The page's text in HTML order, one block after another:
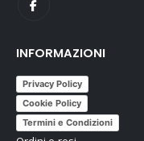
INFORMAZIONI
Privacy Policy
Cookie Policy
Termini e Condizioni